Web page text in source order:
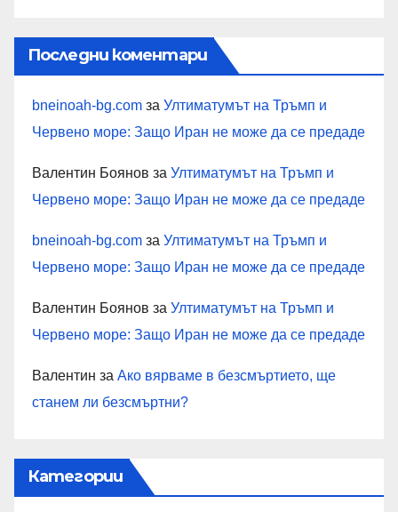
Последни коментари
bneinoah-bg.com за Ултиматумът на Тръмп и
Червено море: Защо Иран не може да се предаде
Валентин Боянов за Ултиматумът на Тръмп и
Червено море: Защо Иран не може да се предаде
bneinoah-bg.com за Ултиматумът на Тръмп и
Червено море: Защо Иран не може да се предаде
Валентин Боянов за Ултиматумът на Тръмп и
Червено море: Защо Иран не може да се предаде
Валентин за Ако вярваме в безсмъртието, ще
станем ли безсмъртни?
Категории